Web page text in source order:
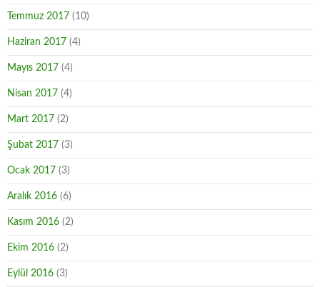
Temmuz 2017 (10)
Haziran 2017 (4)
Mayıs 2017 (4)
Nisan 2017 (4)
Mart 2017 (2)
Şubat 2017 (3)
Ocak 2017 (3)
Aralık 2016 (6)
Kasım 2016 (2)
Ekim 2016 (2)
Eylül 2016 (3)